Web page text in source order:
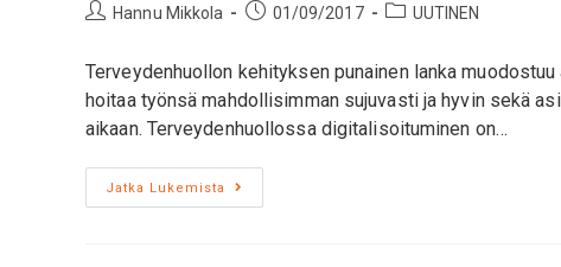
Hannu Mikkola 01/09/2017 UUTINEN
Terveydenhuollon kehityksen punainen lanka
hoitaa työnsä mahdollisimman sujuvasti ja hyvin sekä
aikaan. Terveydenhuollossa digitalisoituminen on…
Jatka Lukemista